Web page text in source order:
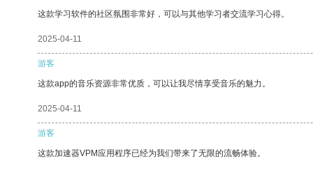
这款学习软件的社区氛围非常好，可以与其他学习者交流学习心得。
2025-04-11
游客
这款app的音乐资源非常优质，可以让我尽情享受音乐的魅力。
2025-04-11
游客
这款加速器VPM应用程序已经为我们带来了无限的流畅体验。